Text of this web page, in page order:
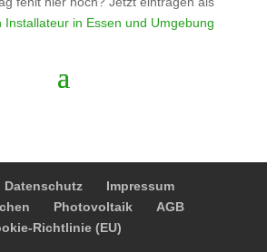
Installateur in Essen und Umgebung
Datenschutz
Impressum
Photovoltaik
AGB
Richtlinie (EU)